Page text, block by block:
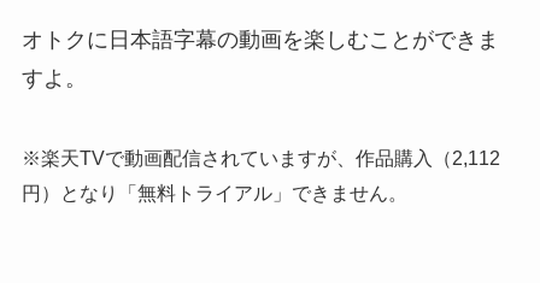
オトクに日本語字幕の動画を楽しむことができま
すよ。
※楽天TVで動画配信されていますが、作品購入（2,112
円）となり「無料トライアル」できません。